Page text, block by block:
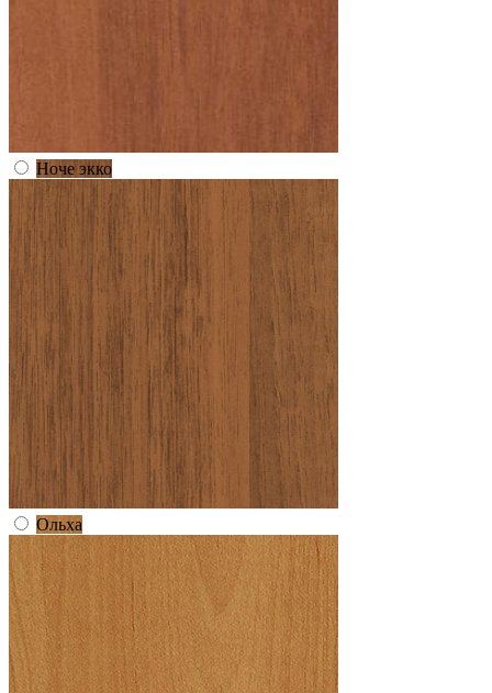
Ноче экко
Ольха